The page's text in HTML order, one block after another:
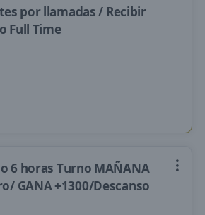
por llamadas / Recibir
Full Time
6 horas Turno MAÑANA
GANA +1300/Descanso